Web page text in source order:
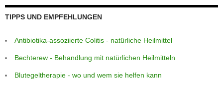
TIPPS UND EMPFEHLUNGEN
Antibiotika-assoziierte Colitis - natürliche Heilmittel
Bechterew - Behandlung mit natürlichen Heilmitteln
Blutegeltherapie - wo und wem sie helfen kann